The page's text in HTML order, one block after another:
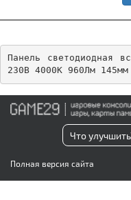
Панель светодиодная
230В 4000К 960Лм
Что
Полная версия сайта